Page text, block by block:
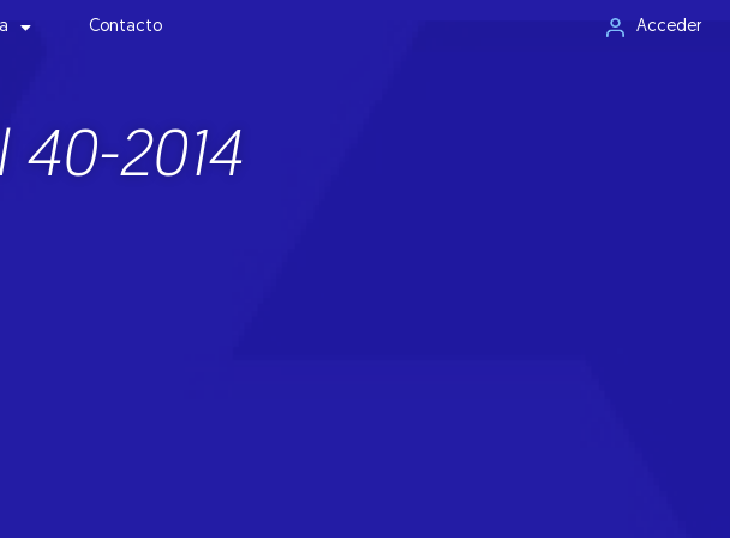
Contacto Acceder
2014